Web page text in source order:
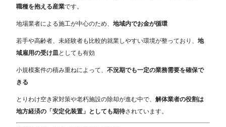
職種を抱える産業です。
地場業者による施工が中心のため、地域内でお金が循環
若手や高齢者、未経験者も比較的就業しやすい環境が整っており、地
域雇用の受け皿としても有効
小規模案件の積み重ねによって、不況期でも一定の業務需要を確保で
きる
とりわけ空き家対策や老朽施設の除却が進む中で、解体業者の役割は
地方経済の「安定化装置」としても期待されています。